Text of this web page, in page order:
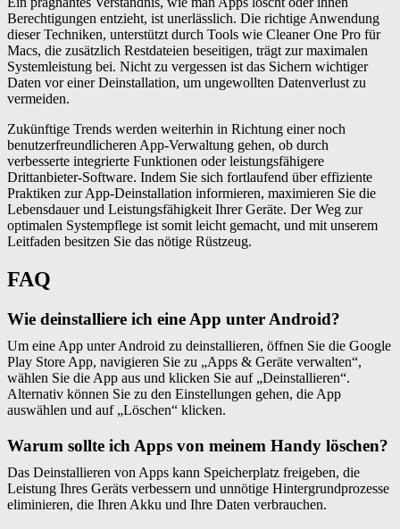
Berechtigungen entzieht, ist unerlässlich. Die richtige Anwendung
dieser Techniken, unterstützt durch Tools wie Cleaner One Pro für
Macs, die zusätzlich Restdateien beseitigen, trägt zur maximalen
Systemleistung bei. Nicht zu vergessen ist das Sichern wichtiger
Daten vor einer Deinstallation, um ungewollten Datenverlust zu
vermeiden.
Zukünftige Trends werden weiterhin in Richtung einer noch
benutzerfreundlicheren App-Verwaltung gehen, ob durch
verbesserte integrierte Funktionen oder leistungsfähigere
Drittanbieter-Software. Indem Sie sich fortlaufend über effiziente
Praktiken zur App-Deinstallation informieren, maximieren Sie die
Lebensdauer und Leistungsfähigkeit Ihrer Geräte. Der Weg zur
optimalen Systempflege ist somit leicht gemacht, und mit unserem
Leitfaden besitzen Sie das nötige Rüstzeug.
FAQ
Wie deinstalliere ich eine App unter Android?
Um eine App unter Android zu deinstallieren, öffnen Sie die Google
Play Store App, navigieren Sie zu „Apps & Geräte verwalten“,
wählen Sie die App aus und klicken Sie auf „Deinstallieren“.
Alternativ können Sie zu den Einstellungen gehen, die App
auswählen und auf „Löschen“ klicken.
Warum sollte ich Apps von meinem Handy löschen?
Das Deinstallieren von Apps kann Speicherplatz freigeben, die
Leistung Ihres Geräts verbessern und unnötige Hintergrundprozesse
eliminieren, die Ihren Akku und Ihre Daten verbrauchen.